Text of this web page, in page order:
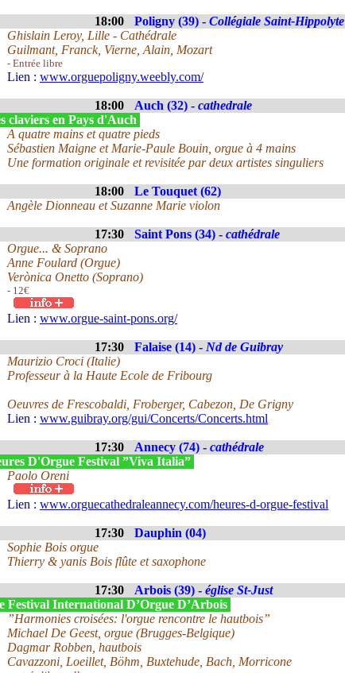
18:00 Poligny (39) - Collégiale Saint-Hippolyte
Ghislain Leroy, Lille - Cathédrale
Guilmant, Franck, Vierne, Alain, Mozart
- Entrée libre
Lien : www.orguepoligny.weebly.com/
18:00 Auch (32) - cathedrale
claviers en Pays d'Auch
A quatre mains et quatre pieds
Sébastien Maigne et Marie-Paule Bouin, orgue à 4 mains
Une formation originale et revisitée par deux artistes singuliers
18:00 Le Touquet (62)
Angèle Dionneau et Suzanne Marie violon
17:30 Saint Pons (34) - cathédrale
Orgue... & Soprano
Anne Foulard (Orgue)
Verònica Onetto (Soprano)
- 12€
Lien : www.orgue-saint-pons.org/
17:30 Falaise (14) - Nd de Guibray
Maurizio Croci (Italie)
Professeur à la Haute Ecole de Fribourg
Oeuvres de Frescobaldi, Froberger, Cabezon, De Grigny
Lien : www.guibray.org/gui/Concerts/Concerts.html
17:30 Annecy (74) - cathédrale
D'Orgue Festival ”Viva Italia”
Paolo Oreni
Lien : www.orguecathedraleannecy.com/heures-d-orgue-festival
17:30 Dauphin (04)
Sophie Bois orgue
Thierry & yanis Bois flûte et saxophone
17:30 Arbois (39) - église St-Just
Festival International D’Orgue D’Arbois
”Harmonies croisées: l'orgue rencontre le hautbois”
Michael De Geest, orgue (Brugges-Belgique)
Dagmar Robben, hautbois
Cavazzoni, Loeillet, Böhm, Buxtehude, Bach, Morricone